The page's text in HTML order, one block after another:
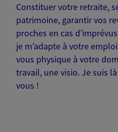
Constituer votre retraite,
patrimoine, garantir vos
proches en cas
je m’adapte à votre
vous physique à votre
travail, une visio. Je suis
vous !